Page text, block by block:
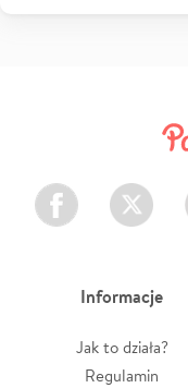
Facebook Twitter
Informacje
Jak to działa?
Regulamin